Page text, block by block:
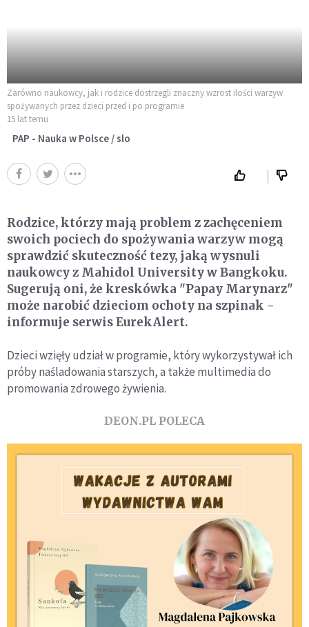
Zarówno naukowcy, jak i rodzice dostrzegli znaczny wzrost ilości warzyw
spożywanych przez dzieci przed i po programie
15 lat temu
PAP - Nauka w Polsce / slo
Rodzice, którzy mają problem z zachęceniem
swoich pociech do spożywania warzyw mogą
sprawdzić skuteczność tezy, jaką wysnuli
naukowcy z Mahidol University w Bangkoku.
Sugerują oni, że kreskówka "Papay Marynarz"
może narobić dzieciom ochoty na szpinak -
informuje serwis EurekAlert.
Dzieci wzięły udział w programie, który wykorzystywał ich
próby naśladowania starszych, a także multimedia do
promowania zdrowego żywienia.
DEON.PL POLECA